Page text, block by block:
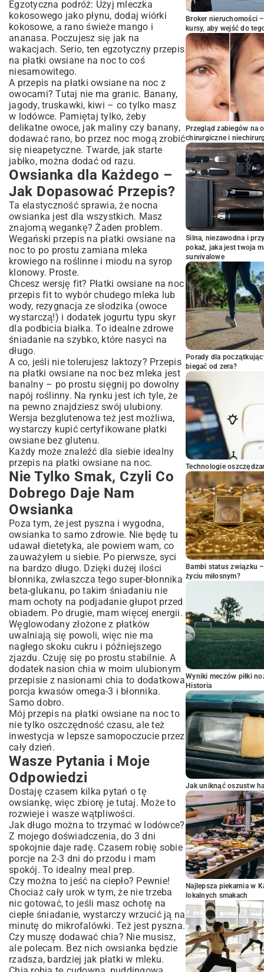
Egzotyczna podróż: Użyj mleczka
kokosowego jako płynu, dodaj wiórki
kokosowe, a rano świeże mango i
ananasa. Poczujesz się jak na
wakacjach. Serio, ten egzotyczny przepis
na płatki owsiane na noc to coś
niesamowitego.
A przepis na płatki owsiane na noc z
owocami? Tutaj nie ma granic. Banany,
jagody, truskawki, kiwi – co tylko masz
w lodówce. Pamiętaj tylko, żeby
delikatne owoce, jak maliny czy banany,
dodawać rano, bo przez noc mogą zrobić
się nieapetyczne. Twarde, jak starte
jabłko, można dodać od razu.
Owsianka dla Każdego –
Jak Dopasować Przepis?
Ta elastyczność sprawia, że nocna
owsianka jest dla wszystkich. Masz
znajomą wegankę? Żaden problem.
Wegański przepis na płatki owsiane na
noc to po prostu zamiana mleka
krowiego na roślinne i miodu na syrop
klonowy. Proste.
Chcesz wersję fit? Płatki owsiane na noc
przepis fit to wybór chudego mleka lub
wody, rezygnacja ze słodzika (owoce
wystarczą!) i dodatek jogurtu typu skyr
dla podbicia białka. To idealne zdrowe
śniadanie na szybko, które nasyci na
długo.
A co, jeśli nie tolerujesz laktozy? Przepis
na płatki owsiane na noc bez mleka jest
banalny – po prostu sięgnij po dowolny
napój roślinny. Na rynku jest ich tyle, że
na pewno znajdziesz swój ulubiony.
Wersja bezglutenowa też jest możliwa,
wystarczy kupić certyfikowane płatki
owsiane bez glutenu.
Każdy może znaleźć dla siebie idealny
przepis na płatki owsiane na noc.
Nie Tylko Smak, Czyli Co
Dobrego Daje Nam
Owsianka
Poza tym, że jest pyszna i wygodna,
owsianka to samo zdrowie. Nie będę tu
udawał dietetyka, ale powiem wam, co
zauważyłem u siebie. Po pierwsze, syci
na bardzo długo. Dzięki dużej ilości
błonnika, zwłaszcza tego super-błonnika
beta-glukanu, po takim śniadaniu nie
mam ochoty na podjadanie głupot przed
obiadem. Po drugie, mam więcej energii.
Węglowodany złożone z płatków
uwalniają się powoli, więc nie ma
nagłego skoku cukru i późniejszego
zjazdu. Czuję się po prostu stabilnie. A
dodatek nasion chia w moim ulubionym
przepisie z nasionami chia to dodatkowa
porcja kwasów omega-3 i błonnika.
Samo dobro.
Mój przepis na płatki owsiane na noc to
nie tylko oszczędność czasu, ale też
inwestycja w lepsze samopoczucie przez
cały dzień.
Wasze Pytania i Moje
Odpowiedzi
Dostaję czasem kilka pytań o tę
owsiankę, więc zbiorę je tutaj. Może to
rozwieje i wasze wątpliwości.
Jak długo można to trzymać w lodówce?
Z mojego doświadczenia, do 3 dni
spokojnie daje radę. Czasem robię sobie
porcje na 2-3 dni do przodu i mam
spokój. To idealny meal prep.
Czy można to jeść na ciepło? Pewnie!
Chociaż cały urok w tym, że nie trzeba
nic gotować, to jeśli masz ochotę na
ciepłe śniadanie, wystarczy wrzucić ją na
minutę do mikrofalówki. Też jest pyszna.
Czy muszę dodawać chia? Nie musisz,
ale polecam. Bez nich owsianka będzie
rzadsza, bardziej jak płatki w mleku.
Broker nieruchomości
kursy, aby wejść do
Przegląd zabiegów na
chirurgiczne i
Silna, niezawodna i
pokaż, jaka jest twoja
survivalowe
Porady dla
biegać od zera?
Technologie
Bambi status związku
życiu miłosnym?
Wyniki meczów piłki
Historia
Jak uniknąć oszustw
Najlepsza piekarnia w
lokalnych smakach